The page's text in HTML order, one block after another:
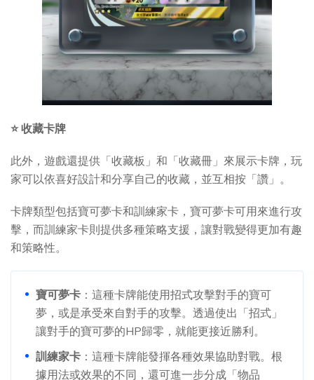
⭐ 收藏卡牌
此外，遊戲還提供「收藏板」和「收藏冊」來展示卡牌，玩
家可以依喜好設計和分享自己的收藏，並互相按「讚」。
卡牌類型包括寶可夢卡和訓練家卡，寶可夢卡可用來進行攻
擊，而訓練家卡則提供多種策略支援，讓對戰變得更加有趣
和策略性。
寶可夢卡 ：這種卡牌能使用招式攻擊對手的寶可
夢，或是承受來自對手的攻擊。透過使出「招式」
讓對手的寶可夢的HP歸零，就能更接近勝利。
訓練家卡 ：這種卡牌能發揮各種效果協助對戰。根
據用法或效果的不同，還可進一步分成「物品